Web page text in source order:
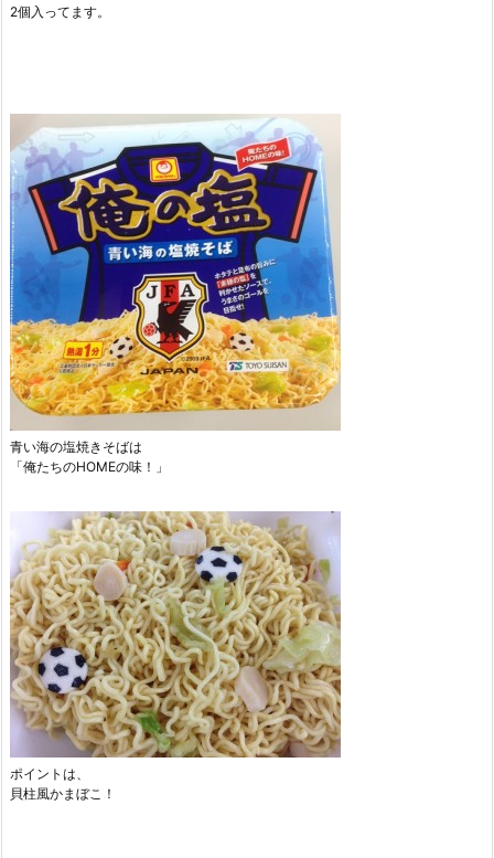
2個入ってます。
青い海の塩焼きそばは
「俺たちのHOMEの味！」
ポイントは、
貝柱風かまぼこ！